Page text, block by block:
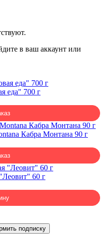
в ваш аккаунт или
еда" 700 г
Кабра Монтана 90 г
60 г
подписку